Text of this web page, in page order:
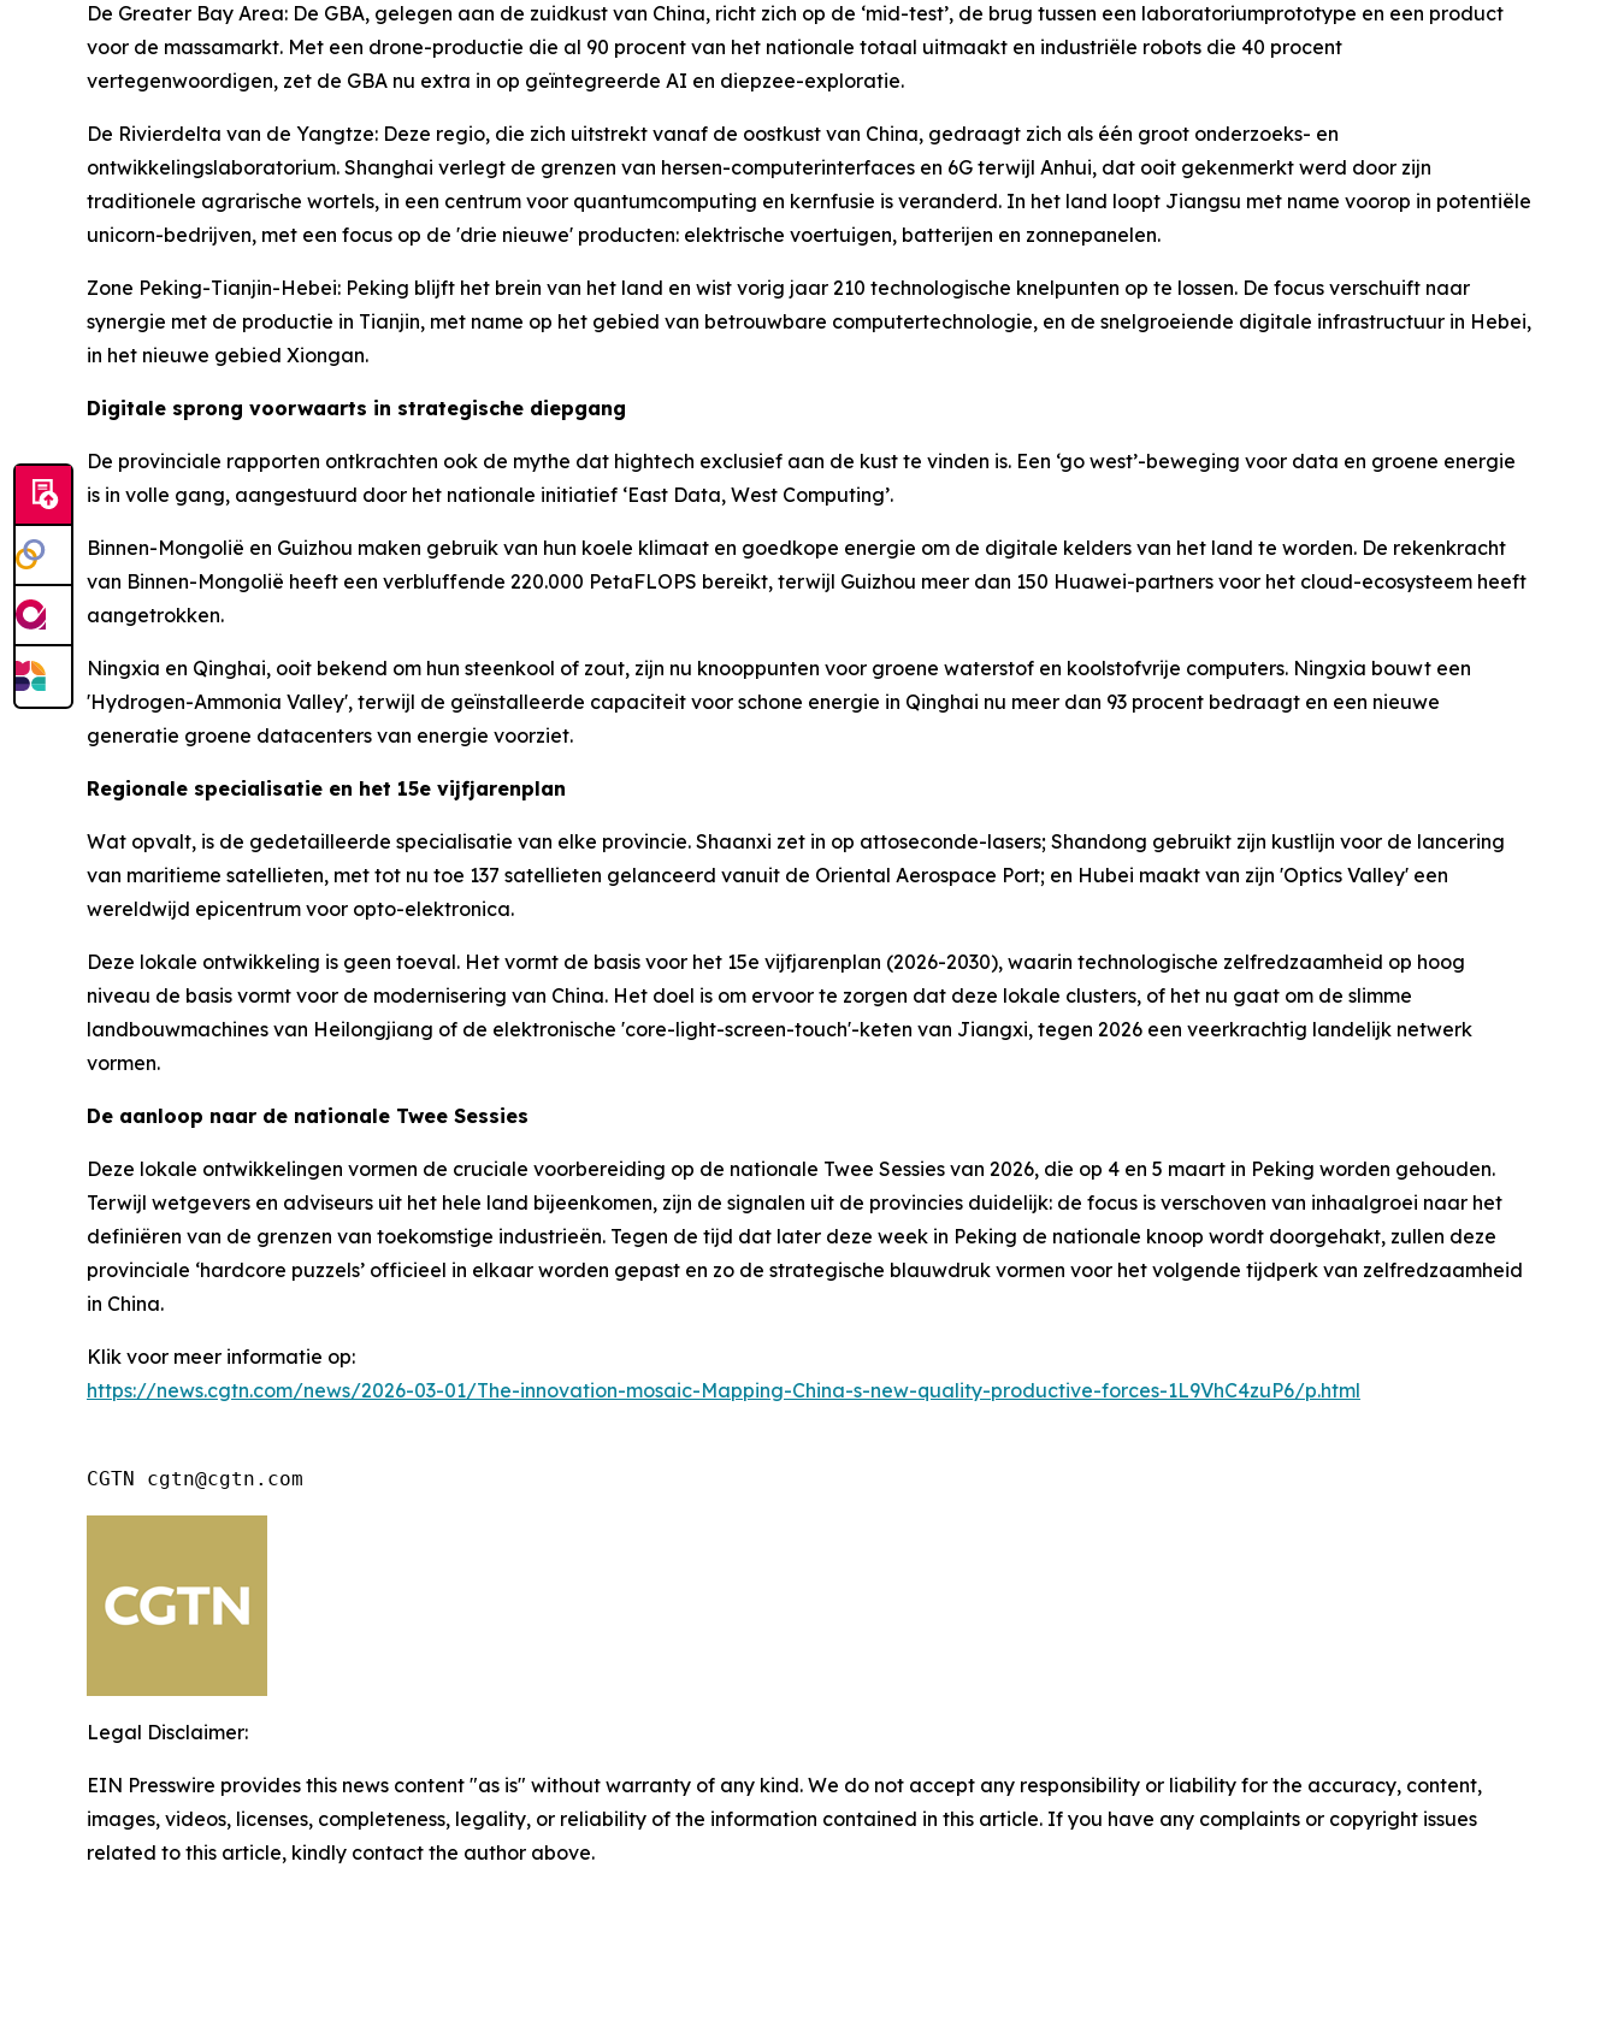
De Greater Bay Area: De GBA, gelegen aan de zuidkust van China, richt zich op de ‘mid-test’, de brug tussen een laboratoriumprototype en een product
voor de massamarkt. Met een drone-productie die al 90 procent van het nationale totaal uitmaakt en industriële robots die 40 procent
vertegenwoordigen, zet de GBA nu extra in op geïntegreerde AI en diepzee-exploratie.
De Rivierdelta van de Yangtze: Deze regio, die zich uitstrekt vanaf de oostkust van China, gedraagt zich als één groot onderzoeks- en
ontwikkelingslaboratorium. Shanghai verlegt de grenzen van hersen-computerinterfaces en 6G terwijl Anhui, dat ooit gekenmerkt werd door zijn
traditionele agrarische wortels, in een centrum voor quantumcomputing en kernfusie is veranderd. In het land loopt Jiangsu met name voorop in potentiële
unicorn-bedrijven, met een focus op de 'drie nieuwe' producten: elektrische voertuigen, batterijen en zonnepanelen.
Zone Peking-Tianjin-Hebei: Peking blijft het brein van het land en wist vorig jaar 210 technologische knelpunten op te lossen. De focus verschuift naar
synergie met de productie in Tianjin, met name op het gebied van betrouwbare computertechnologie, en de snelgroeiende digitale infrastructuur in Hebei,
in het nieuwe gebied Xiongan.
Digitale sprong voorwaarts in strategische diepgang
De provinciale rapporten ontkrachten ook de mythe dat hightech exclusief aan de kust te vinden is. Een ‘go west’-beweging voor data en groene energie
is in volle gang, aangestuurd door het nationale initiatief ‘East Data, West Computing’.
Binnen-Mongolië en Guizhou maken gebruik van hun koele klimaat en goedkope energie om de digitale kelders van het land te worden. De rekenkracht
van Binnen-Mongolië heeft een verbluffende 220.000 PetaFLOPS bereikt, terwijl Guizhou meer dan 150 Huawei-partners voor het cloud-ecosysteem heeft
aangetrokken.
Ningxia en Qinghai, ooit bekend om hun steenkool of zout, zijn nu knooppunten voor groene waterstof en koolstofvrije computers. Ningxia bouwt een
'Hydrogen-Ammonia Valley', terwijl de geïnstalleerde capaciteit voor schone energie in Qinghai nu meer dan 93 procent bedraagt en een nieuwe
generatie groene datacenters van energie voorziet.
Regionale specialisatie en het 15e vijfjarenplan
Wat opvalt, is de gedetailleerde specialisatie van elke provincie. Shaanxi zet in op attoseconde-lasers; Shandong gebruikt zijn kustlijn voor de lancering
van maritieme satellieten, met tot nu toe 137 satellieten gelanceerd vanuit de Oriental Aerospace Port; en Hubei maakt van zijn 'Optics Valley' een
wereldwijd epicentrum voor opto-elektronica.
Deze lokale ontwikkeling is geen toeval. Het vormt de basis voor het 15e vijfjarenplan (2026-2030), waarin technologische zelfredzaamheid op hoog
niveau de basis vormt voor de modernisering van China. Het doel is om ervoor te zorgen dat deze lokale clusters, of het nu gaat om de slimme
landbouwmachines van Heilongjiang of de elektronische 'core-light-screen-touch'-keten van Jiangxi, tegen 2026 een veerkrachtig landelijk netwerk
vormen.
De aanloop naar de nationale Twee Sessies
Deze lokale ontwikkelingen vormen de cruciale voorbereiding op de nationale Twee Sessies van 2026, die op 4 en 5 maart in Peking worden gehouden.
Terwijl wetgevers en adviseurs uit het hele land bijeenkomen, zijn de signalen uit de provincies duidelijk: de focus is verschoven van inhaalgroei naar het
definiëren van de grenzen van toekomstige industrieën. Tegen de tijd dat later deze week in Peking de nationale knoop wordt doorgehakt, zullen deze
provinciale ‘hardcore puzzels’ officieel in elkaar worden gepast en zo de strategische blauwdruk vormen voor het volgende tijdperk van zelfredzaamheid
in China.
Klik voor meer informatie op:
https://news.cgtn.com/news/2026-03-01/The-innovation-mosaic-Mapping-China-s-new-quality-productive-forces-1L9VhC4zuP6/p.html
CGTN cgtn@cgtn.com
Legal Disclaimer:
EIN Presswire provides this news content "as is" without warranty of any kind. We do not accept any responsibility or liability for the accuracy, content,
images, videos, licenses, completeness, legality, or reliability of the information contained in this article. If you have any complaints or copyright issues
related to this article, kindly contact the author above.